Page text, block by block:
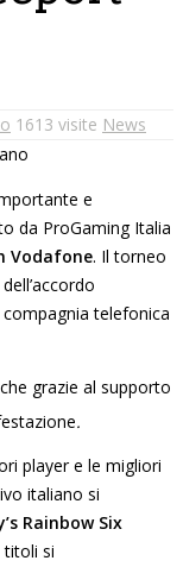
1613 visite News
e
da ProGaming Italia
Vodafone. Il torneo
telefonica
grazie al supporto
.
player e le migliori
italiano si
Rainbow Six
titoli si